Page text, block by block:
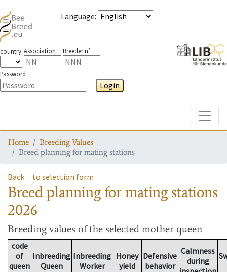
Language:
country Association Breeder n°
Password
Login
Home
Breeding Values
Breed planning for mating stations
Back to selection form
Breed planning for mating stations
2026
Breeding values of the selected mother queen
code
of
queen
Inbreeding
Queen
Inbreeding
Worker
Honey
yield
Defensive
behavior
Calmness
during